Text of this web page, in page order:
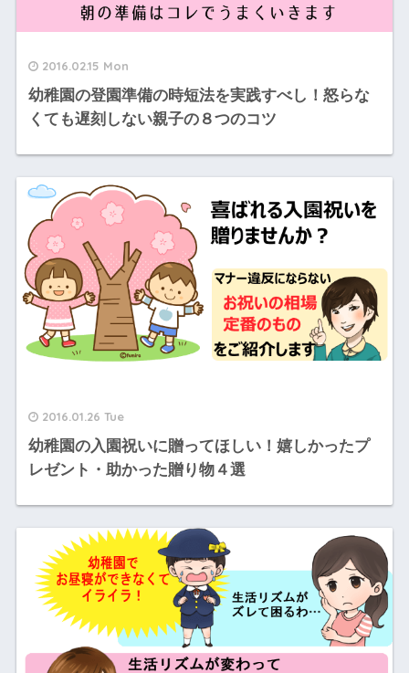
2016.02.15 Mon
幼稚園の登園準備の時短法を実践すべし！怒らな
くても遅刻しない親子の８つのコツ
2016.01.26 Tue
幼稚園の入園祝いに贈ってほしい！嬉しかったプ
レゼント・助かった贈り物４選